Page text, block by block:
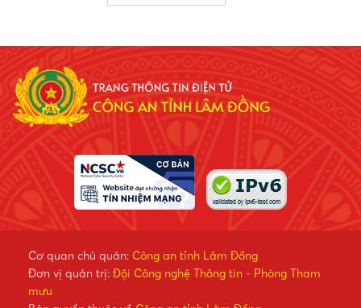
Cơ quan chủ quản: Công an tỉnh Lâm Đồng
Đơn vị quản trị: Đội Công nghệ Thông tin - Phòng Tham
mưu